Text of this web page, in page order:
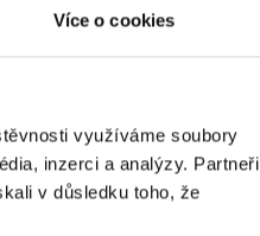
Více o cookies
využíváme soubory
inzerci a analýzy. Partneři
v důsledku toho, že